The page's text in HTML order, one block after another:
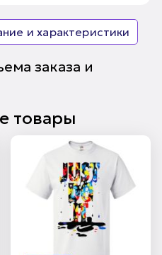
и характеристики
заказа и
товары